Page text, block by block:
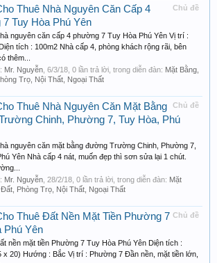
Chủ đề
Thuê Nhà Nguyên Căn Cấp 4
7 Tuy Hòa Phú Yên
nguyên căn cấp 4 phường 7 Tuy Hòa Phú Yên Vị trí :
tích : 100m2 Nhà cấp 4, phòng khách rộng rãi, bên
thêm...
Mr. Nguyễn 6/3/18 , 0 lần trả lời, trong diễn đàn: Mặt Bằng,
Trọ, Nội Thất, Ngoại Thất
Chủ đề
Thuê Nhà Nguyên Căn Mặt Bằng
Chinh, Phường 7, Tuy Hòa, Phú
nguyên căn mặt bằng đường Trường Chinh, Phường 7,
Yên Nhà cấp 4 nát, muốn đẹp thì sơn sửa lại 1 chút.
Mr. Nguyễn 28/2/18 , 0 lần trả lời, trong diễn đàn: Mặt
Phòng Trọ, Nội Thất, Ngoại Thất
Chủ đề
Thuê Đất Nền Mặt Tiền Phường 7
Phú Yên
nền mặt tiền Phường 7 Tuy Hòa Phú Yên Diện tích :
x 20) Hướng : Bắc Vị trí : Phường 7 Đần nền, mặt tiền lớn,